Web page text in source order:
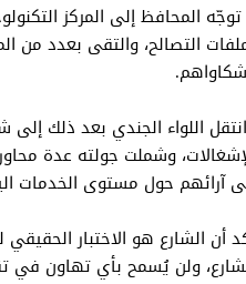
المحافظ إلى المركز
التصالح، والتقى بعدد من
اللواء الجندي بعد ذلك إلى
وشملت جولته عدة
آرائهم حول مستوى الخدمات
أن الشارع هو الاختبار الحقيقي
ولن يُسمح بأي تهاون في